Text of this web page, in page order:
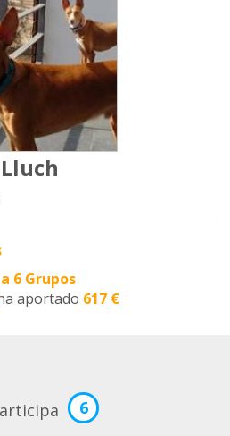
6 Grupos
aportado 617 €
6